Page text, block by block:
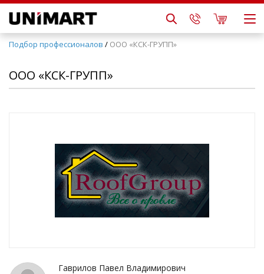
Подбор профессионалов / ООО «КСК-ГРУПП»
ООО «КСК-ГРУПП»
Гаврилов Павел Владимирович